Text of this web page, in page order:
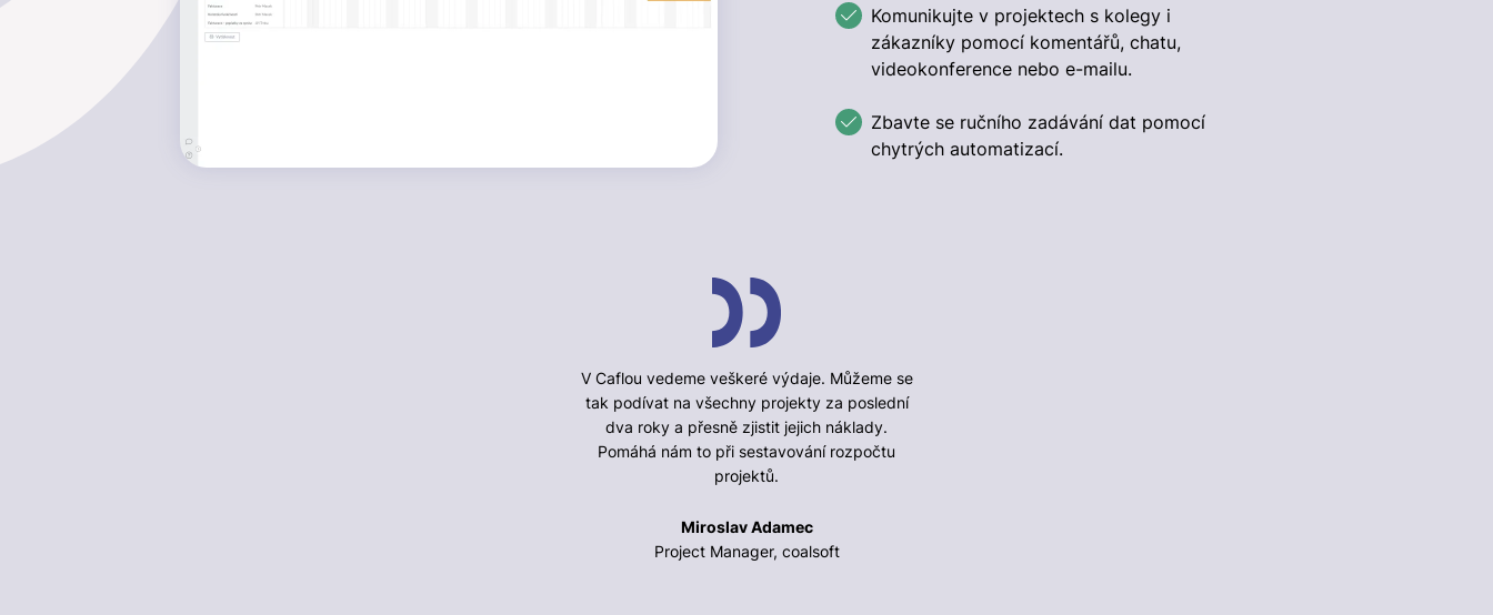
Komunikujte v projektech s kolegy i
zákazníky pomocí komentářů, chatu,
videokonference nebo e-mailu.
Zbavte se ručního zadávání dat pomocí
chytrých automatizací.
V Caflou vedeme veškeré výdaje. Můžeme se
tak podívat na všechny projekty za poslední
dva roky a přesně zjistit jejich náklady.
Pomáhá nám to při sestavování rozpočtu
projektů.
Miroslav Adamec
Project Manager, coalsoft